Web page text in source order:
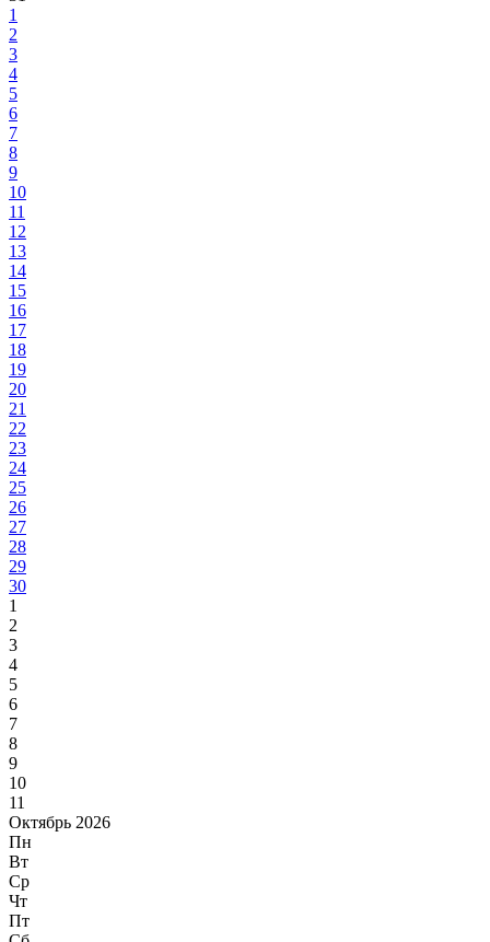
1
2
3
4
5
6
7
8
9
10
11
12
13
14
15
16
17
18
19
20
21
22
23
24
25
26
27
28
29
30
1
2
3
4
5
6
7
8
9
10
11
Октябрь 2026
Пн
Вт
Ср
Чт
Пт